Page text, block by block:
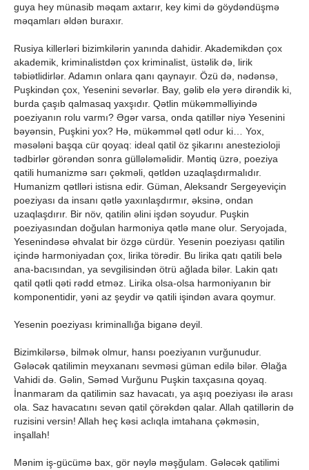
guya hey münasib məqam axtarır, key kimi də göydəndüşmə
məqamları əldən buraxır.
Rusiya killerləri bizimkilərin yanında dahidir. Akademikdən çox
akademik, kriminalistdən çox kriminalist, üstəlik də, lirik
təbiətlidirlər. Adamın onlara qanı qaynayır. Özü də, nədənsə,
Puşkindən çox, Yesenini sevərlər. Bay, gəlib elə yerə dirəndik ki,
burda çaşıb qalmasaq yaxşıdır. Qətlin mükəmməlliyində
poeziyanın rolu varmı? Əgər varsa, onda qatillər niyə Yesenini
bəyənsin, Puşkini yox? Hə, mükəmməl qətl odur ki… Yox,
məsələni başqa cür qoyaq: ideal qatil öz şikarını anestezioloji
tədbirlər görəndən sonra güllələməlidir. Məntiq üzrə, poeziya
qatili humanizmə sarı çəkməli, qətldən uzaqlaşdırmalıdır.
Humanizm qətlləri istisna edir. Güman, Aleksandr Sergeyeviçin
poeziyası da insanı qətlə yaxınlaşdırmır, əksinə, ondan
uzaqlaşdırır. Bir növ, qatilin əlini işdən soyudur. Puşkin
poeziyasından doğulan harmoniya qətlə mane olur. Seryojada,
Yesenindəsə əhvalat bir özgə cürdür. Yesenin poeziyası qatilin
içində harmoniyadan çox, lirika törədir. Bu lirika qatı qatili belə
ana-bacısından, ya sevgilisindən ötrü ağlada bilər. Lakin qatı
qatil qətli qəti rədd etməz. Lirika olsa-olsa harmoniyanın bir
komponentidir, yəni az şeydir və qatili işindən avara qoymur.
Yesenin poeziyası kriminallığa biganə deyil.
Bizimkilərsə, bilmək olmur, hansı poeziyanın vurğunudur.
Gələcək qatilimin meyxananı sevməsi güman edilə bilər. Əlağa
Vahidi də. Gəlin, Səməd Vurğunu Puşkin taxçasına qoyaq.
İnanmaram da qatilimin saz havacatı, ya aşıq poeziyası ilə arası
ola. Saz havacatını sevən qatil çörəkdən qalar. Allah qatillərin də
ruzisini versin! Allah heç kəsi aclıqla imtahana çəkməsin,
inşallah!
Mənim iş-gücümə bax, gör nəylə məşğulam. Gələcək qatilimi